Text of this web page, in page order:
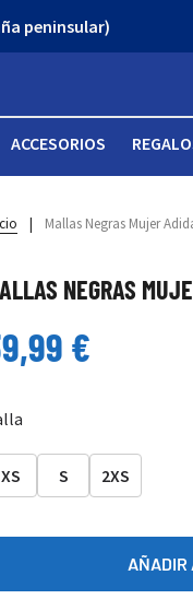
peninsular)
ACCESORIOS
| Mallas Negras Mujer
NEGRAS
€
XS S 2XS
AÑADIR